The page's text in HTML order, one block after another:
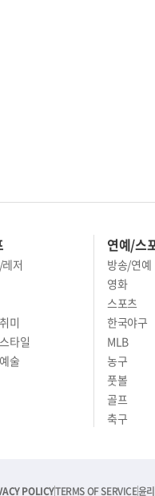
저
미
타일
술
연예/스
방송/연예
영화
스포츠
한국야구
MLB
농구
풋볼
골프
축구
POLICYTERMS OF SERVICE윤